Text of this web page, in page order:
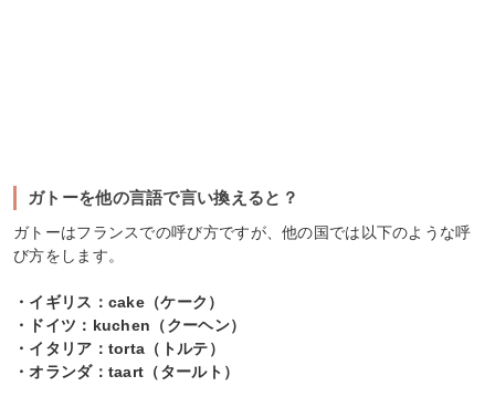
ガトーを他の言語で言い換えると？
ガトーはフランスでの呼び方ですが、他の国では以下のような呼
び方をします。
・イギリス：cake（ケーク）
・ドイツ：kuchen（クーヘン）
・イタリア：torta（トルテ）
・オランダ：taart（タールト）